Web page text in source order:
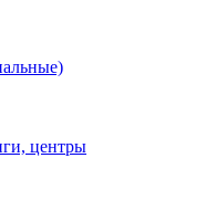
центры